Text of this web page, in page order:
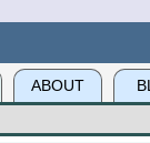
ABOUT